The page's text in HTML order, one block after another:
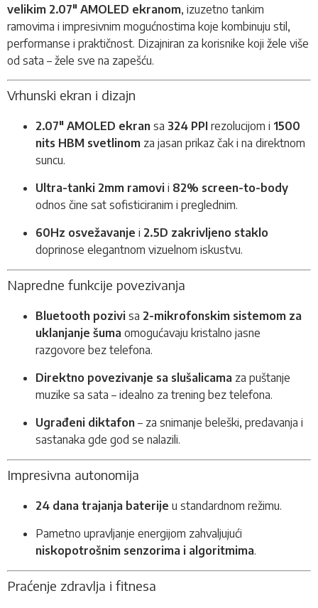
velikim 2.07" AMOLED ekranom, izuzetno tankim
ramovima i impresivnim mogućnostima koje kombinuju stil,
performanse i praktičnost. Dizajniran za korisnike koji žele više
od sata – žele sve na zapešću.
Vrhunski ekran i dizajn
2.07" AMOLED ekran sa 324 PPI rezolucijom i 1500
nits HBM svetlinom za jasan prikaz čak i na direktnom
suncu.
Ultra-tanki 2mm ramovi i 82% screen-to-body
odnos čine sat sofisticiranim i preglednim.
60Hz osvežavanje i 2.5D zakrivljeno staklo
doprinose elegantnom vizuelnom iskustvu.
Napredne funkcije povezivanja
Bluetooth pozivi sa 2-mikrofonskim sistemom za
uklanjanje šuma omogućavaju kristalno jasne
razgovore bez telefona.
Direktno povezivanje sa slušalicama za puštanje
muzike sa sata – idealno za trening bez telefona.
Ugrađeni diktafon – za snimanje beleški, predavanja i
sastanaka gde god se nalazili.
Impresivna autonomija
24 dana trajanja baterije u standardnom režimu.
Pametno upravljanje energijom zahvaljujući
niskopotrošnim senzorima i algoritmima.
Praćenje zdravlja i fitnesa